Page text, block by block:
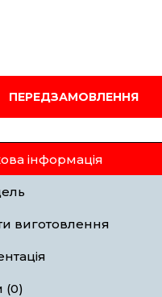
ПЕРЕДЗАМОВЛЕННЯ
інформація
виготовлення
(0)